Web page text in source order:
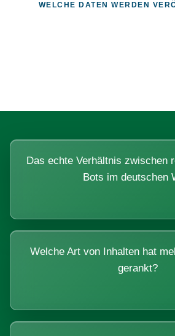
WELCHE DATEN WERDEN
Das echte Verhältnis zwischen
Bots im deutschen
Welche Art von Inhalten hat
gerankt?